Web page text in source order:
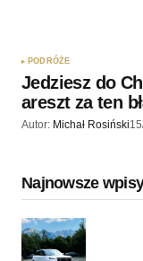
PODRÓŻE
Jedziesz do
areszt za ten
Autor: Michał Rosiński
Najnowsze